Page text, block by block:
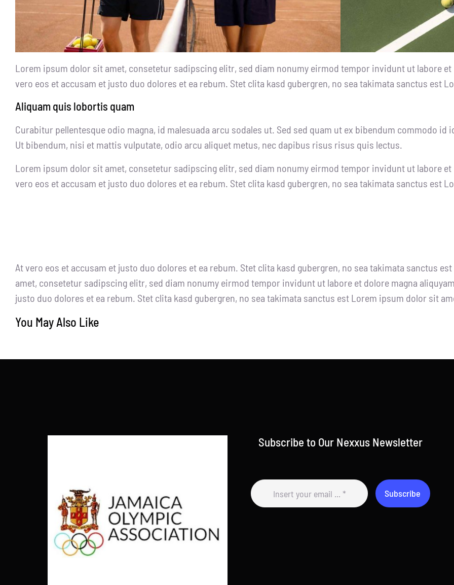
Lorem ipsum dolor sit amet, consetetur sadipscing elitr, sed diam nonumy eirmod tempor invidunt ut labore
vero eos et accusam et justo duo dolores et ea rebum. Stet clita kasd gubergren, no sea takimata sanctus est
Aliquam quis lobortis quam
Curabitur pellentesque odio magna, id malesuada arcu sodales ut. Sed sed quam ut ex bibendum commodo
Ut bibendum, nisi et mattis vulputate, odio arcu aliquet metus, nec dapibus risus risus quis lectus.
Lorem ipsum dolor sit amet, consetetur sadipscing elitr, sed diam nonumy eirmod tempor invidunt ut labore
vero eos et accusam et justo duo dolores et ea rebum. Stet clita kasd gubergren, no sea takimata sanctus est
At vero eos et accusam et justo duo dolores et ea rebum. Stet clita kasd gubergren, no sea takimata sanctus
amet, consetetur sadipscing elitr, sed diam nonumy eirmod tempor invidunt ut labore et dolore magna
justo duo dolores et ea rebum. Stet clita kasd gubergren, no sea takimata sanctus est Lorem ipsum dolor sit
You May Also Like
Subscribe to Our Nexxus Newsletter
Subscribe